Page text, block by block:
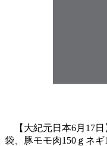
【大紀元日本6月17日
袋、豚モモ肉150ｇネ